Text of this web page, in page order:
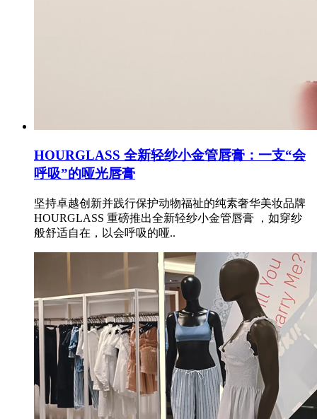
HOURGLASS 全新轻纱小金管唇膏：一支“会
呼吸”的哑光唇膏
坚持卓越创新并践行保护动物福祉的纯素奢华美妆品牌
HOURGLASS 重磅推出全新轻纱小金管唇膏 ，如穿纱
般舒适自在，以会呼吸的哑..